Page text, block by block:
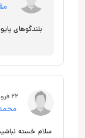
بلندگوهای
22 فروردین 1401
سلام خسته